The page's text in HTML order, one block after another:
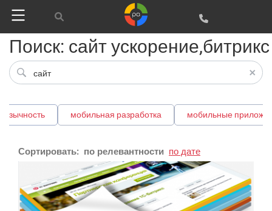
Поиск: сайт ускорение,битрикс
мобильная разработка мобильные
Сортировать: по релевантности по дате
Google
Вконтакте